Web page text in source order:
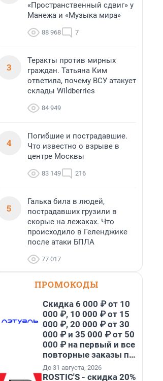
«Пространственный сдвиг» у
Манежа и «Музыка мира»
88 968 7
3
Теракты против мирных
граждан. Татьяна Ким
ответила, почему ВСУ атакует
склады Wildberries
84 949
4
Погибшие и пострадавшие.
Что известно о взрыве в
центре Москвы
83 149 216
5
Галька била в людей,
пострадавших грузили в
скорые на лежаках. Что
происходило в Геленджике
после атаки БПЛА
77 017
ПРОМОКОДЫ
Скидка 6 000 ₽ от 10
000 ₽, 10 000 ₽ от 15
000 ₽, 20 000 ₽ от 30
000 ₽ и 35 000 ₽ от 50
000 ₽ на первый и все
повторные заказы по
промокоду НАБЕРИ
До 31 августа, 2026
ROSTIC'S - скидка 20%